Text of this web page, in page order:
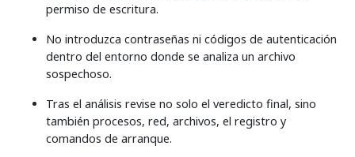
permiso de escritura.
No introduzca contraseñas ni códigos de autenticación
dentro del entorno donde se analiza un archivo
sospechoso.
Tras el análisis revise no solo el veredicto final, sino
también procesos, red, archivos, el registro y
comandos de arranque.